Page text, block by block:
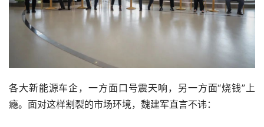
各大新能源车企，一方面口号震天响，另一方面“烧钱”上
瘾。面对这样割裂的市场环境，魏建军直言不讳：